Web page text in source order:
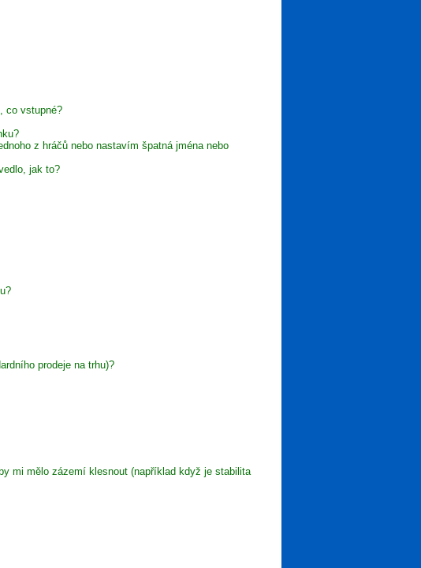
co vstupné?
z hráčů nebo nastavím špatná jména nebo
jak to?
prodeje na trhu)?
mi mělo zázemí klesnout (například když je stabilita